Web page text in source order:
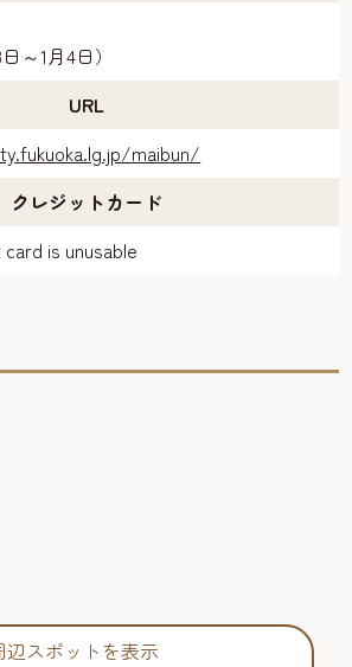
～1月4日）
URL
maibun/
クレジットカード
is unusable
辺スポットを表示